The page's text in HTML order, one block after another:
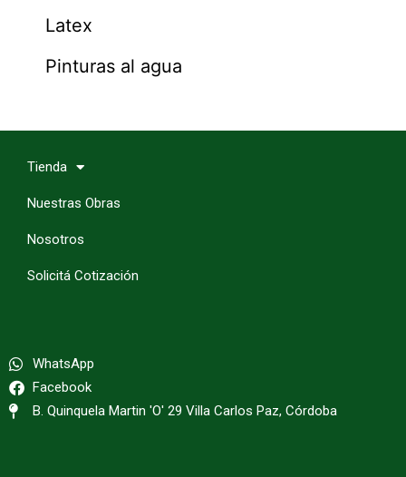
Latex
Pinturas al agua
Tienda
Nuestras Obras
Nosotros
Solicitá Cotización
WhatsApp
Facebook
B. Quinquela Martin 'O' 29 Villa Carlos Paz, Córdoba